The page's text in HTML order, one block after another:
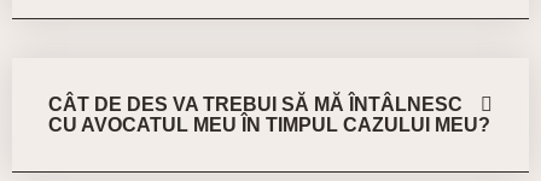
CÂT DE DES VA TREBUI SĂ MĂ ÎNTÂLNESC
CU AVOCATUL MEU ÎN TIMPUL CAZULUI MEU?